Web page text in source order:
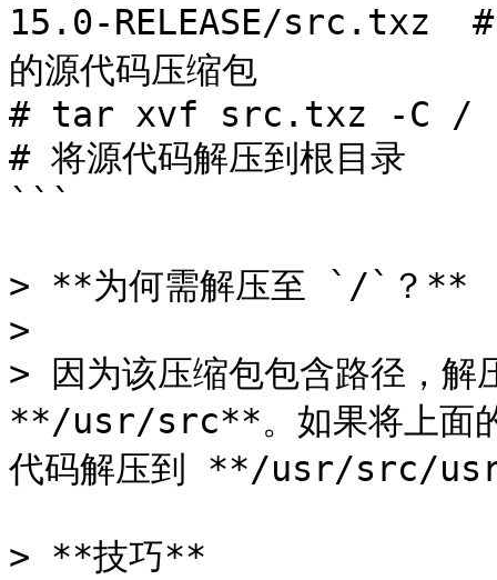
15.0-RELEASE/src.txz  #
的源代码压缩包
# tar xvf src.txz -C /
# 将源代码解压到根目录
```
> **为何需解压至 `/`？**
>
> 因为该压缩包包含路径，
**/usr/src**。如果将上面
代码解压到 **/usr/src/
> **技巧**